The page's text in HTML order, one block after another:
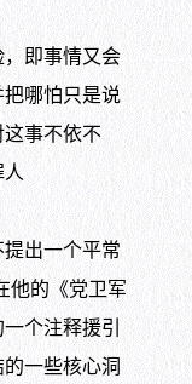
即事情又会
哪怕只是说
事不依不
出一个平常
他的《党卫军
个注释援引
一些核心洞